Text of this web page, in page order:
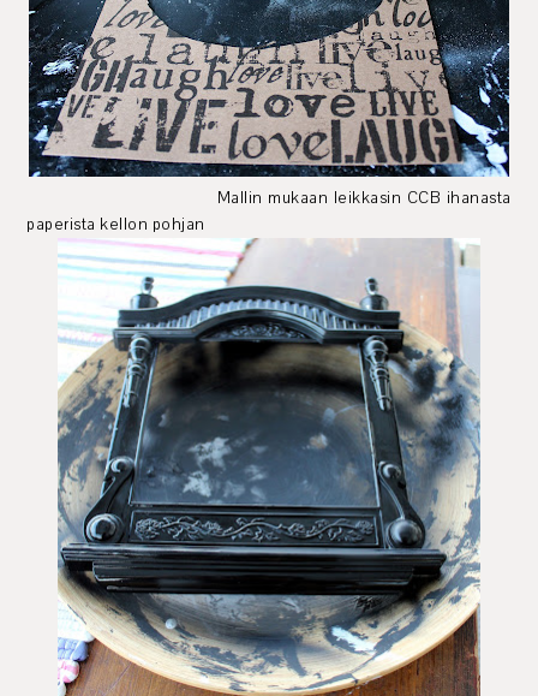
Mallin mukaan leikkasin CCB ihanasta
paperista kellon pohjan